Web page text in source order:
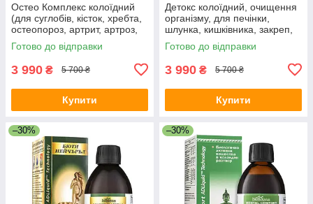
Остео Комплекс колоїдний
(для суглобів, кісток, хребта,
остеопороз, артрит, артроз,
остеоартроз, мієліт, перелом,
грижі)
Готово до відправки
3 990 ₴ 5 700 ₴
Купити
Детокс колоїдний, очищення
організму, для печінки,
шлунка, кишківника, закреп,
алергія, дерматит, гастрит,
дисбактеріоз, схуднення
Готово до відправки
3 990 ₴ 5 700 ₴
Купити
–30% –30%